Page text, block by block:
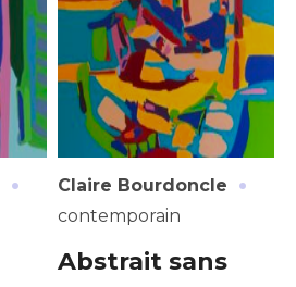
· Claire Bourdoncle ·
contemporain
Abstrait sans